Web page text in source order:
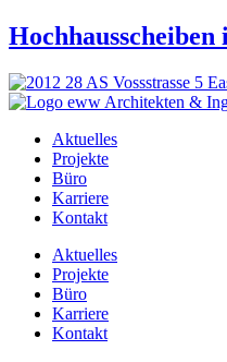
Hochhausscheiben
Aktuelles
Projekte
Büro
Karriere
Kontakt
Aktuelles
Projekte
Büro
Karriere
Kontakt